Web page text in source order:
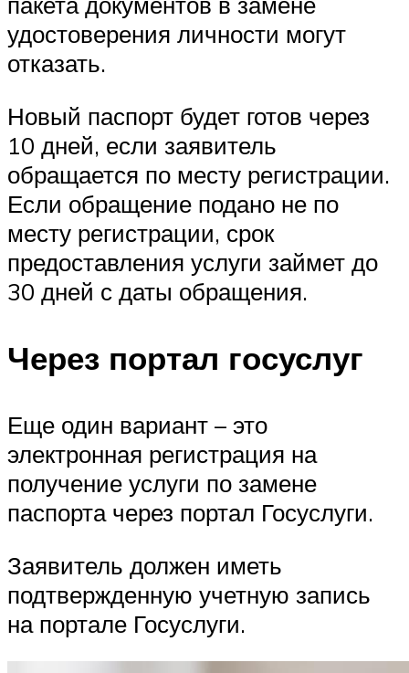
удостоверения личности могут
отказать.
Новый паспорт будет готов через
10 дней, если заявитель
обращается по месту регистрации.
Если обращение подано не по
месту регистрации, срок
предоставления услуги займет до
30 дней с даты обращения.
Через портал госуслуг
Еще один вариант – это
электронная регистрация на
получение услуги по замене
паспорта через портал Госуслуги.
Заявитель должен иметь
подтвержденную учетную запись
на портале Госуслуги.